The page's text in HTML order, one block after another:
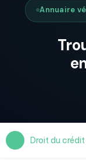
Annuaire
Droit du crédit